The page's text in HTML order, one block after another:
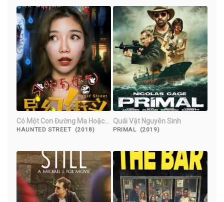
Có Một Con Đường Ma Hoặc
Tối Nay
HAUNTED STREET (2018)
Quái Vật Nguyên Sinh
PRIMAL (2019)